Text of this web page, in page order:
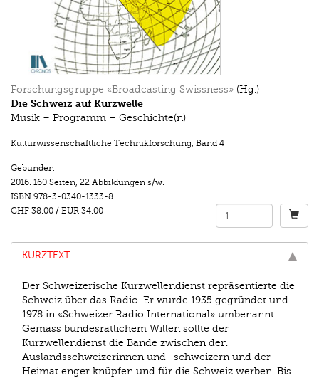
Forschungsgruppe «Broadcasting Swissness» (Hg.)
Die Schweiz auf Kurzwelle
Musik – Programm – Geschichte(n)
Kulturwissenschaftliche Technikforschung, Band 4
Gebunden
2016. 160 Seiten, 22 Abbildungen s/w.
ISBN 978-3-0340-1333-8
CHF 38.00 / EUR 34.00
KURZTEXT
Der Schweizerische Kurzwellendienst repräsentierte die
Schweiz über das Radio. Er wurde 1935 gegründet und
1978 in «Schweizer Radio International» umbenannt.
Gemäss bundesrätlichem Willen sollte der
Kurzwellendienst die Bande zwischen den
Auslandsschweizerinnen und -schweizern und der
Heimat enger knüpfen und für die Schweiz werben. Bis